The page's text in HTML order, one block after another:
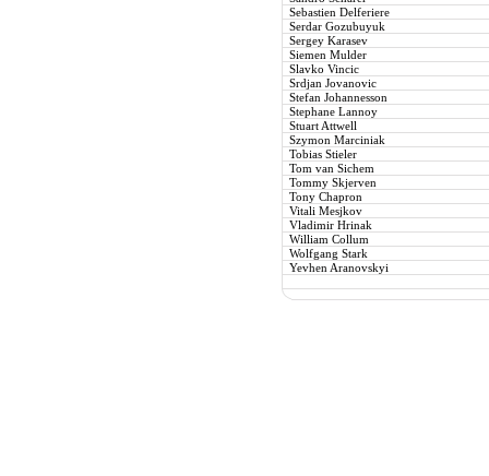
Sebastien Delferiere
Serdar Gozubuyuk
Sergey Karasev
Siemen Mulder
Slavko Vincic
Srdjan Jovanovic
Stefan Johannesson
Stephane Lannoy
Stuart Attwell
Szymon Marciniak
Tobias Stieler
Tom van Sichem
Tommy Skjerven
Tony Chapron
Vitali Mesjkov
Vladimir Hrinak
William Collum
Wolfgang Stark
Yevhen Aranovskyi